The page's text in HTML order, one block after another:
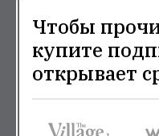
Чтобы
купите
открывает